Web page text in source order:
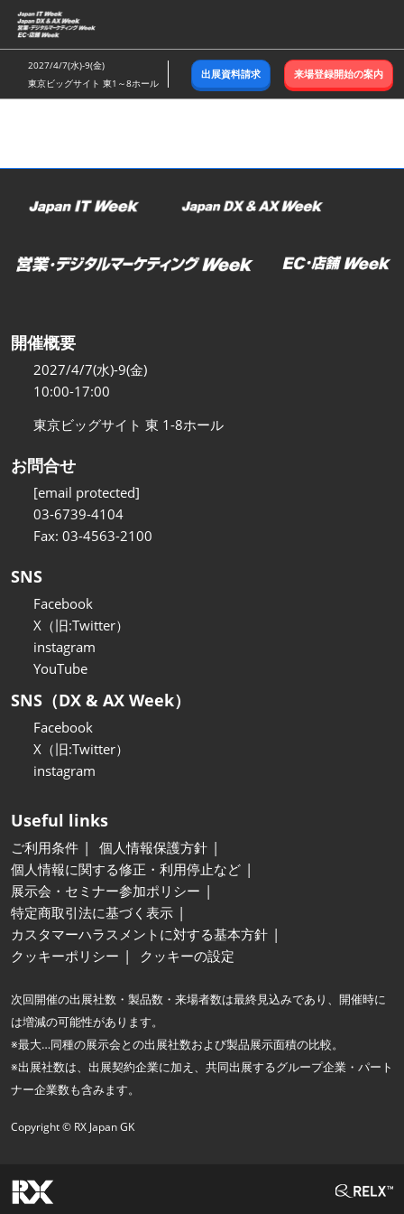
ス
キ
ッ
し
む
2027/4/7(水)-9(金)
東京ビッグサイト 東1～8ホール
出展資料請求 来場登録開始の案内
開催概要
2027/4/7(水)-9(金)
10:00-17:00
東京ビッグサイト 東 1-8ホール
お問合せ
[email protected]
03-6739-4104
Fax: 03-4563-2100
SNS
Facebook
X（旧:Twitter）
instagram
YouTube
SNS（DX & AX Week）
Facebook
X（旧:Twitter）
instagram
Useful links
ご利用条件
個人情報保護方針
個人情報に関する修正・利用停止など
展示会・セミナー参加ポリシー
特定商取引法に基づく表示
カスタマーハラスメントに対する基本方針
クッキーポリシー
クッキーの設定
次回開催の出展社数・製品数・来場者数は最終見込みであり、開催時に
は増減の可能性があります。
※最大…同種の展示会との出展社数および製品展示面積の比較。
※出展社数は、出展契約企業に加え、共同出展するグループ企業・パート
ナー企業数も含みます。
Copyright © RX Japan GK